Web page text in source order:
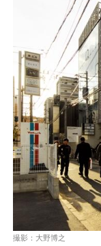
撮影：大野博之